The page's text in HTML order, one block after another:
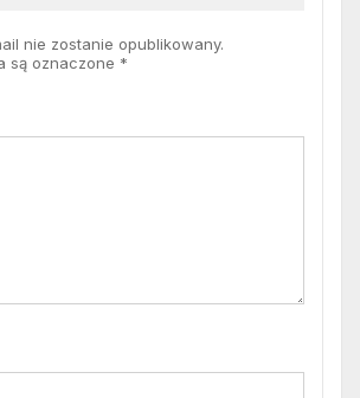
nie zostanie opublikowany.
są oznaczone *